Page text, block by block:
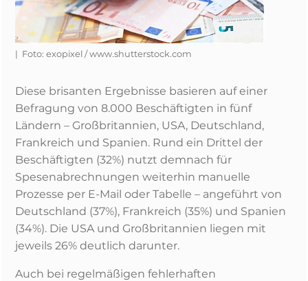
| Foto: exopixel / www.shutterstock.com
Diese brisanten Ergebnisse basieren auf einer
Befragung von 8.000 Beschäftigten in fünf
Ländern – Großbritannien, USA, Deutschland,
Frankreich und Spanien. Rund ein Drittel der
Beschäftigten (32%) nutzt demnach für
Spesenabrechnungen weiterhin manuelle
Prozesse per E-Mail oder Tabelle – angeführt von
Deutschland (37%), Frankreich (35%) und Spanien
(34%). Die USA und Großbritannien liegen mit
jeweils 26% deutlich darunter.
Auch bei regelmäßigen fehlerhaften